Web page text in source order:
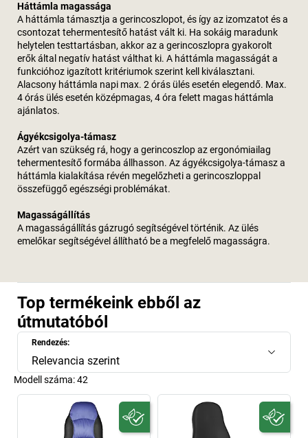
Háttámla magassága
A háttámla támasztja a gerincoszlopot, és így az izomzatot és a
csontozat tehermentesítő hatást vált ki. Ha sokáig maradunk
helytelen testtartásban, akkor az a gerincoszlopra gyakorolt
erők által negatív hatást válthat ki. A háttámla magasságát a
funkcióhoz igazított kritériumok szerint kell kiválasztani.
Alacsony háttámla napi max. 2 órás ülés esetén elegendő. Max.
4 órás ülés esetén középmagas, 4 óra felett magas háttámla
ajánlatos.
Ágyékcsigolya-támasz
Azért van szükség rá, hogy a gerincoszlop az ergonómiailag
tehermentesítő formába állhasson. Az ágyékcsigolya-támasz a
háttámla kialakítása révén megelőzheti a gerincoszloppal
összefüggő egészségi problémákat.
Magasságállítás
A magasságállítás gázrugó segítségével történik. Az ülés
emelőkar segítségével állítható be a megfelelő magasságra.
Top termékeink ebből az
útmutatóból
Rendezés:
Relevancia szerint
Modell száma:42